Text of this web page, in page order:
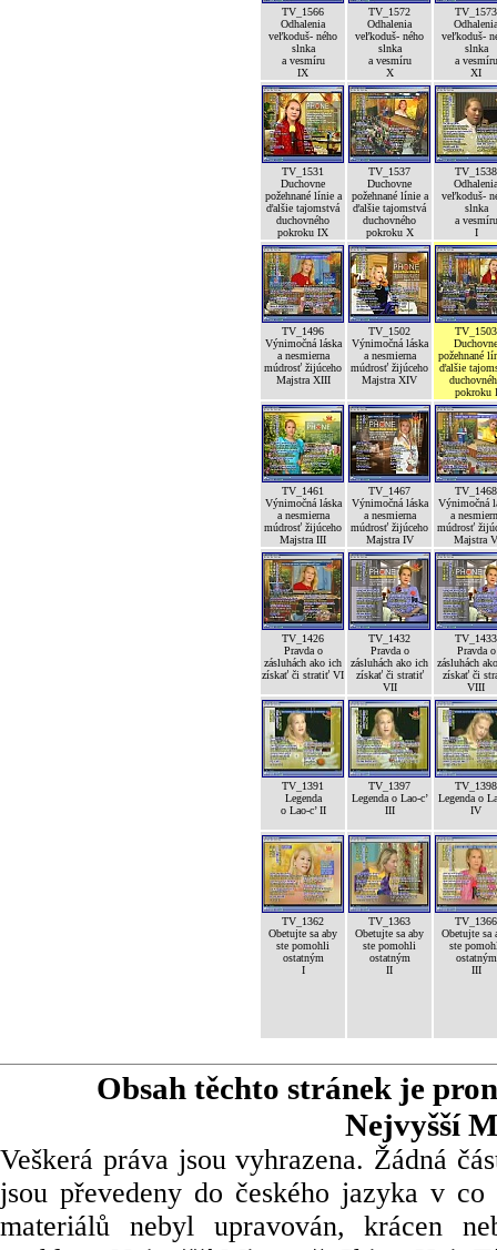
TV_1566
Odhalenia
veľkoduš- ného
slnka
a vesmíru
IX
TV_1572
Odhalenia
veľkoduš- ného
slnka
a vesmíru
X
TV_1573
Odhalenia
veľkoduš-
slnka
a vesmíru
XI
TV_1531
Duchovne
požehnané línie a
ďalšie tajomstvá
duchovného
pokroku IX
TV_1537
Duchovne
požehnané línie a
ďalšie tajomstvá
duchovného
pokroku X
TV_1538
Odhalenia
veľkoduš-
slnka
a vesmíru
I
TV_1496
Výnimočná láska
a nesmierna
múdrosť žijúceho
Majstra XIII
TV_1502
Výnimočná láska
a nesmierna
múdrosť žijúceho
Majstra XIV
TV_1503
Duchovne
požehnané
ďalšie
pokroku I
TV_1461
Výnimočná láska
a nesmierna
múdrosť žijúceho
Majstra III
TV_1467
Výnimočná láska
a nesmierna
múdrosť žijúceho
Majstra IV
TV_1468
Výnimočná
a
múdrosť
Majstra V
TV_1426
Pravda o
zásluhách ako ich
získať či stratiť VI
TV_1432
Pravda o
zásluhách ako ich
získať či stratiť
VII
TV_1433
Pravda o
zásluhách
získať či
VIII
TV_1391
Legenda
o Lao-c’ II
TV_1397
Legenda o Lao-c’
III
TV_1398
Legenda o
IV
TV_1362
Obetujte sa aby
ste pomohli
ostatným
I
TV_1363
Obetujte sa aby
ste pomohli
ostatným
II
TV_1366
Obetujte sa
ste
ostatným
III
Obsah těchto stránek je
Nejvyšší
Veškerá práva jsou vyhrazena. Žádná
jsou převedeny do českého jazyka v
materiálů nebyl upravován, krácen